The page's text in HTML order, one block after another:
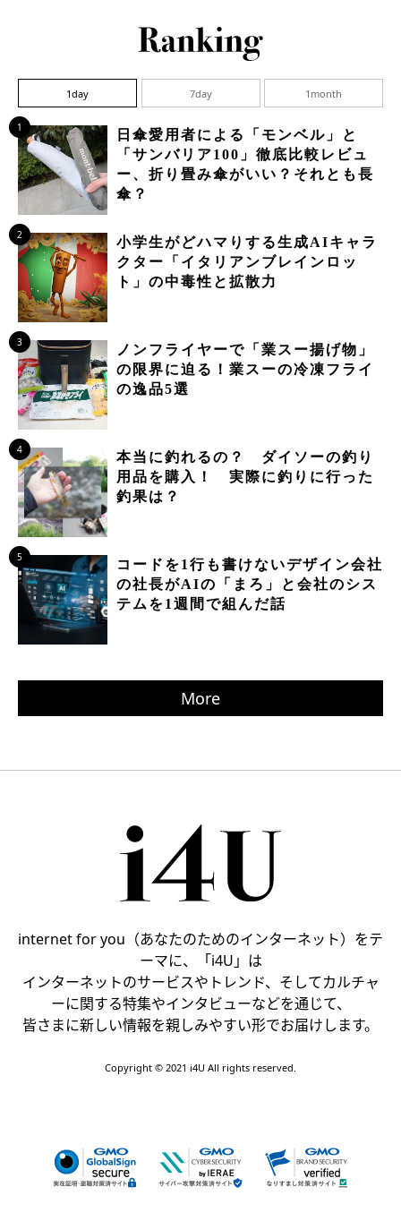
1day 7day 1month
1
日傘愛用者による「モンベル」と
「サンバリア100」徹底比較レビュ
ー、折り畳み傘がいい？それとも長
傘？
2
小学生がどハマりする生成AIキャラ
クター「イタリアンブレインロッ
ト」の中毒性と拡散力
3
ノンフライヤーで「業スー揚げ物」
の限界に迫る！業スーの冷凍フライ
の逸品5選
4
本当に釣れるの？ ダイソーの釣り
用品を購入！ 実際に釣りに行った
釣果は？
5
コードを1行も書けないデザイン会社
の社長がAIの「まろ」と会社のシス
テムを1週間で組んだ話
More
internet for you（あなたのためのインターネット）をテ
ーマに、「i4U」は
インターネットのサービスやトレンド、そしてカルチャ
ーに関する特集やインタビューなどを通じて、
皆さまに新しい情報を親しみやすい形でお届けします。
Copyright © 2021 i4U All rights reserved.